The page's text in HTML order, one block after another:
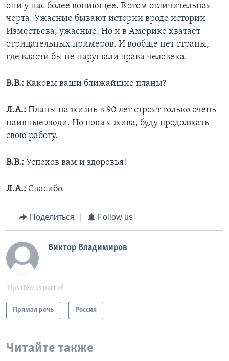
они у нас более вопиющее. В этом отличительная
черта. Ужасные бывают истории вроде истории
Изместьева, ужасные. Но и в Америке хватает
отрицательных примеров. И вообще нет страны,
где власти бы не нарушали права человека.
В.В.: Каковы ваши ближайшие планы?
Л.А.: Планы на жизнь в 90 лет строят только очень
наивные люди. Но пока я жива, буду продолжать
свою работу.
В.В.: Успехов вам и здоровья!
Л.А.: Спасибо.
Поделиться Follow us
Виктор Владимиров
This item is part of
Прямая речь Россия
Читайте также